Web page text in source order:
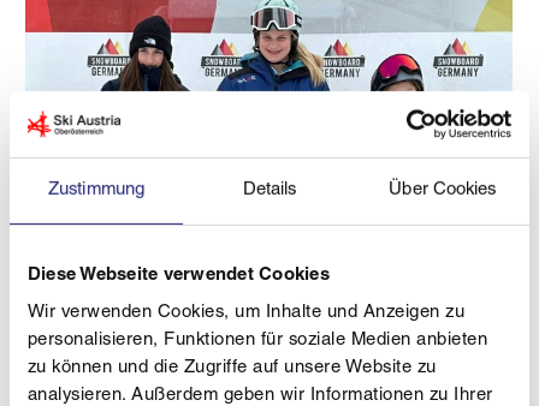
Zustimmung Details Über Cookies
Diese Webseite verwendet Cookies
Wir verwenden Cookies, um Inhalte und Anzeigen zu
personalisieren, Funktionen für soziale Medien anbieten
zu können und die Zugriffe auf unsere Website zu
analysieren. Außerdem geben wir Informationen zu Ihrer
Zwei Mal Silber gab es in Ruhpolding für Elisa Graf.